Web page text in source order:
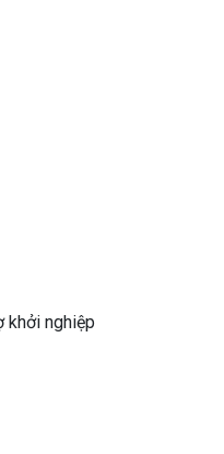
khởi nghiệp